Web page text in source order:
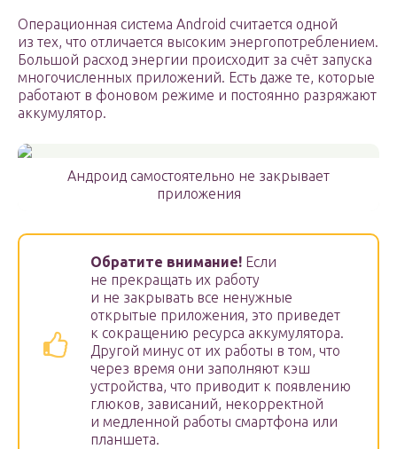
Операционная система Android считается одной
из тех, что отличается высоким энергопотреблением.
Большой расход энергии происходит за счёт запуска
многочисленных приложений. Есть даже те, которые
работают в фоновом режиме и постоянно разряжают
аккумулятор.
Андроид самостоятельно не закрывает
приложения
Обратите внимание! Если
не прекращать их работу
и не закрывать все ненужные
открытые приложения, это приведет
к сокращению ресурса аккумулятора.
Другой минус от их работы в том, что
через время они заполняют кэш
устройства, что приводит к появлению
глюков, зависаний, некорректной
и медленной работы смартфона или
планшета.